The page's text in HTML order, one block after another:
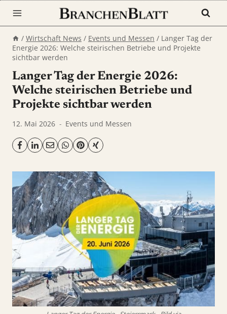
Inhalt
springen
/ Wirtschaft News / Events und Messen / Langer Tag der
Energie 2026: Welche steirischen Betriebe und Projekte
sichtbar werden
Langer Tag der Energie 2026:
Welche steirischen Betriebe und
Projekte sichtbar werden
12. Mai 2026 Events und Messen